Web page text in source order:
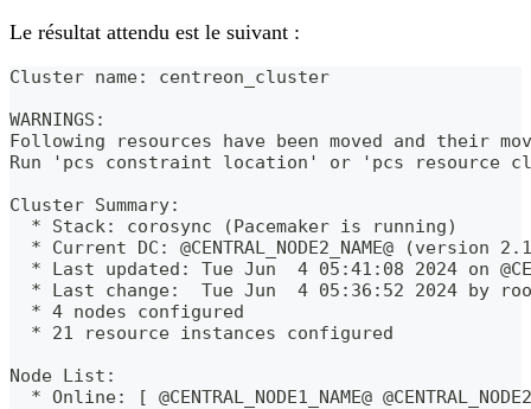
Le résultat attendu est le suivant :
Cluster name: centreon_cluster
WARNINGS:
Following resources have been moved and
Run 'pcs constraint location' or 'pcs resource
Cluster Summary:
  * Stack: corosync (Pacemaker is running)
* Current DC: @CENTRAL_NODE2_NAME@ (version
* Last updated: Tue Jun  4 05:41:08 2024 on
* Last change:  Tue Jun  4 05:36:52 2024 by
  * 4 nodes configured
  * 21 resource instances configured
Node List:
* Online: [ @CENTRAL_NODE1_NAME@